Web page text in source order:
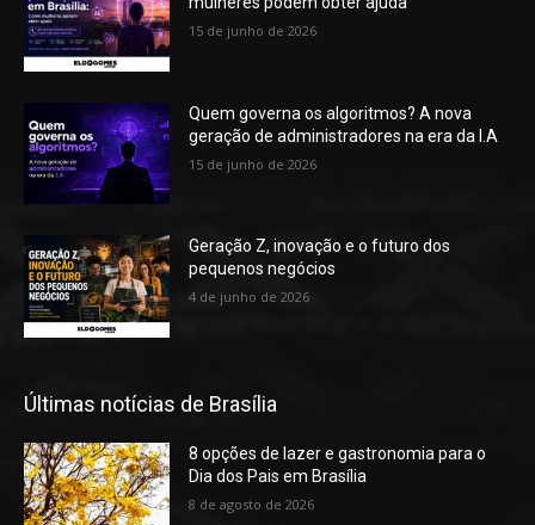
15 de junho de 2026
Quem governa os algoritmos? A nova
geração de administradores na era da I.A
15 de junho de 2026
Geração Z, inovação e o futuro dos
pequenos negócios
4 de junho de 2026
Últimas notícias de Brasília
8 opções de lazer e gastronomia para o
Dia dos Pais em Brasília
8 de agosto de 2026